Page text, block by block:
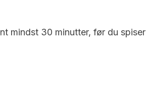
mindst 30 minutter, før du spiser